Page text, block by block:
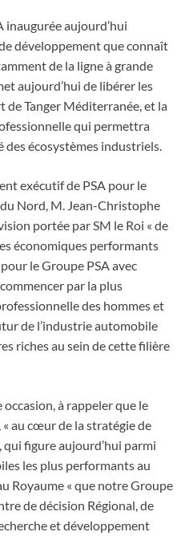
inaugurée aujourd’hui
développement que connaît
de la ligne à grande
aujourd’hui de libérer les
Tanger Méditerranée, et la
qui permettra
écosystèmes industriels.
exécutif de PSA pour le
Nord, M. Jean-Christophe
portée par SM le Roi « de
économiques performants
le Groupe PSA avec
par la plus
des hommes et
de l’industrie automobile
riches au sein de cette filière
à rappeler que le
au cœur de la stratégie de
qui figure aujourd’hui parmi
les plus performants au
Royaume « que notre Groupe
de décision Régional, de
et développement